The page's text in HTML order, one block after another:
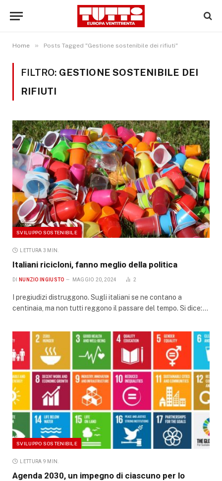
Home » Posts Tagged "Gestione sostenibile dei rifiuti"
FILTRO: GESTIONE SOSTENIBILE DEI
RIFIUTI
SVILUPPO SOSTENIBILE
LETTURA 3 MIN.
Italiani ricicloni, fanno meglio della politica
DI NUNZIO INGIUSTO MAGGIO 20, 2024 2
I pregiudizi distruggono. Sugli italiani se ne contano a
centinaia, ma non tutti reggono il passare del tempo. Si dice:…
SVILUPPO SOSTENIBILE
LETTURA 9 MIN.
Agenda 2030, un impegno di ciascuno per lo